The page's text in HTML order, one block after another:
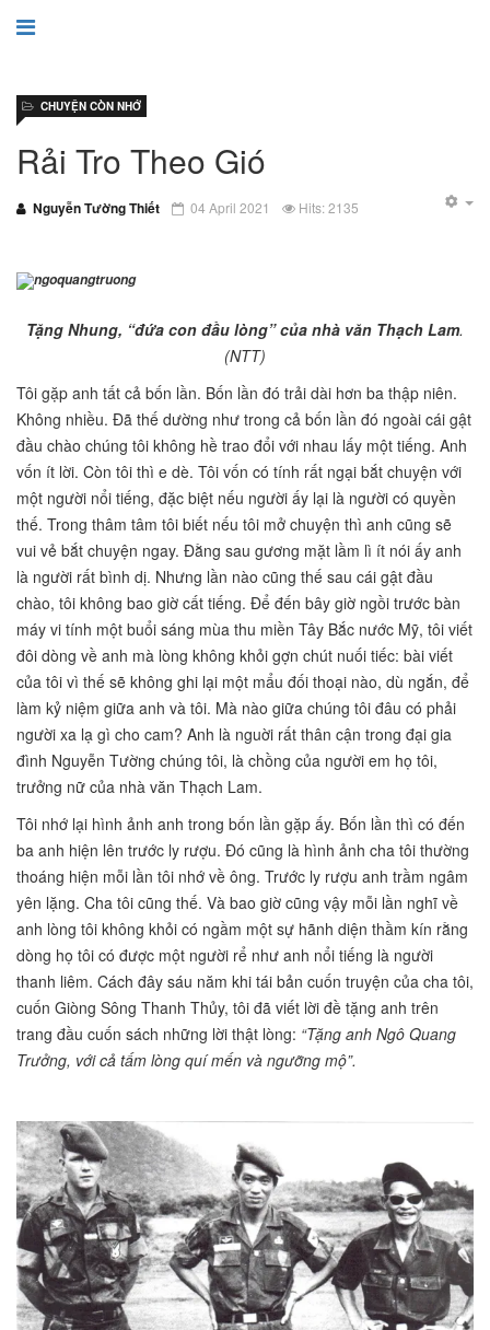
Rải Tro Theo Gió
Nguyễn Tường Thiết
CHUYỆN CÒN NHỚ
04 April 2021 Hits: 2135
Tặng Nhung, “đứa con đầu lòng” của nhà văn Thạch Lam.
(NTT)
Tôi gặp anh tất cả bốn lần. Bốn lần đó trải dài hơn ba thập niên.
Không nhiều. Đã thế dường như trong cả bốn lần đó ngoài cái gật
đầu chào chúng tôi không hề trao đổi với nhau lấy một tiếng. Anh
vốn ít lời. Còn tôi thì e dè. Tôi vốn có tính rất ngại bắt chuyện với
một người nổi tiếng, đặc biệt nếu người ấy lại là người có quyền
thế. Trong thâm tâm tôi biết nếu tôi mở chuyện thì anh cũng sẽ
vui vẻ bắt chuyện ngay. Đằng sau gương mặt lầm lì ít nói ấy anh
là người rất bình dị. Nhưng lần nào cũng thế sau cái gật đầu
chào, tôi không bao giờ cất tiếng. Để đến bây giờ ngồi trước bàn
máy vi tính một buổi sáng mùa thu miền Tây Bắc nước Mỹ, tôi viết
đôi dòng về anh mà lòng không khỏi gợn chút nuối tiếc: bài viết
của tôi vì thế sẽ không ghi lại một mẩu đối thoại nào, dù ngắn, để
làm kỷ niệm giữa anh và tôi. Mà nào giữa chúng tôi đâu có phải
người xa lạ gì cho cam? Anh là nguời rất thân cận trong đại gia
đình Nguyễn Tường chúng tôi, là chồng của người em họ tôi,
trưởng nữ của nhà văn Thạch Lam.
Tôi nhớ lại hình ảnh anh trong bốn lần gặp ấy. Bốn lần thì có đến
ba anh hiện lên trước ly rượu. Đó cũng là hình ảnh cha tôi thường
thoáng hiện mỗi lần tôi nhớ về ông. Trước ly rượu anh trầm ngâm
yên lặng. Cha tôi cũng thế. Và bao giờ cũng vậy mỗi lần nghĩ về
anh lòng tôi không khỏi có ngầm một sự hãnh diện thầm kín rằng
dòng họ tôi có được một người rể như anh nổi tiếng là người
thanh liêm. Cách đây sáu năm khi tái bản cuốn truyện của cha tôi,
cuốn Giòng Sông Thanh Thủy, tôi đã viết lời đề tặng anh trên
trang đầu cuốn sách những lời thật lòng: “Tặng anh Ngô Quang
Trưởng, với cả tấm lòng quí mến và ngưỡng mộ”.